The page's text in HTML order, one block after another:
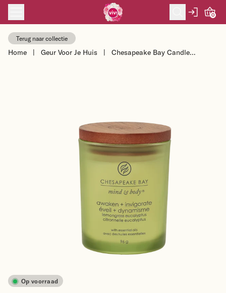
Skip to content
0
Terug naar collectie
Home | Geur Voor Je Huis |
Chesapeake Bay Candle
Op voorraad